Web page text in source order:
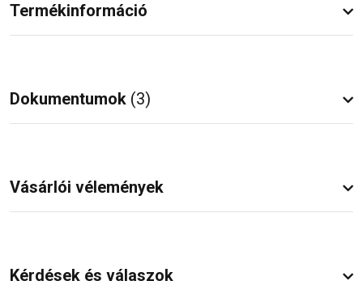
Termékinformáció
Dokumentumok (3)
Vásárlói vélemények
Kérdések és válaszok